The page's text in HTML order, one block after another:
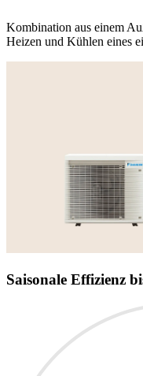
Kombination aus einem
Heizen und Kühlen eines
Saisonale Effizienz